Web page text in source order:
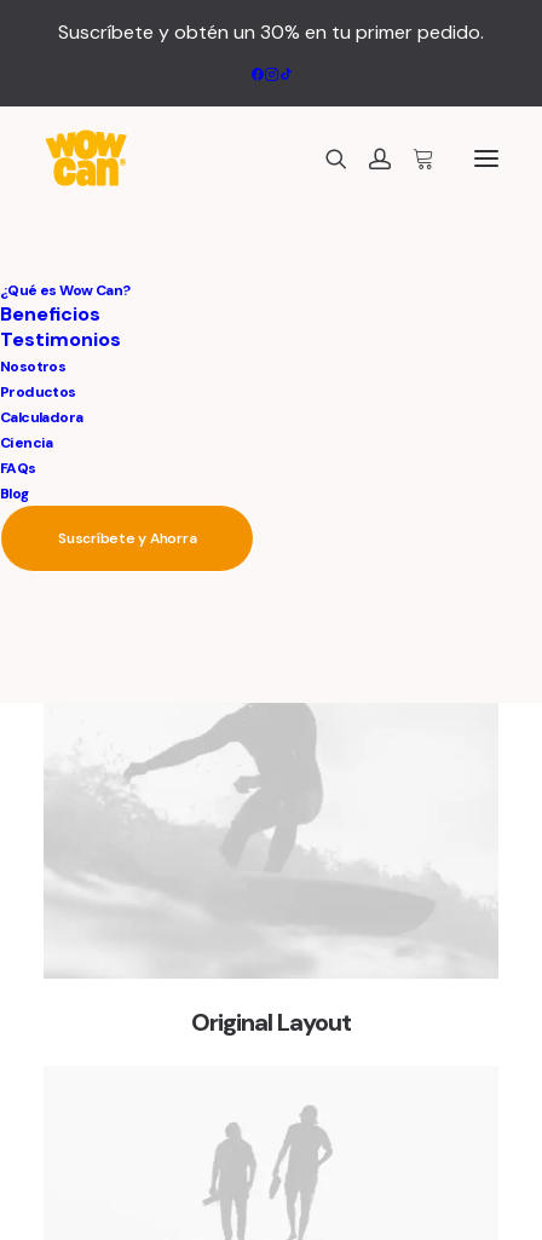
Suscríbete y obtén un 30% en tu primer pedido.
¿Qué es Wow Can?
Beneficios
Testimonios
Nosotros
Productos
Calculadora
Ciencia
FAQs
Blog
Suscríbete y Ahorra
Original Layout